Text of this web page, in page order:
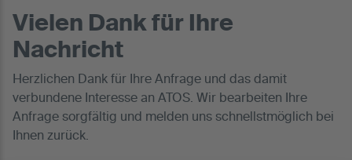
Vielen Dank für Ihre
Nachricht
Herzlichen Dank für Ihre Anfrage und das damit
verbundene Interesse an ATOS. Wir bearbeiten Ihre
Anfrage sorgfältig und melden uns schnellstmöglich bei
Ihnen zurück.